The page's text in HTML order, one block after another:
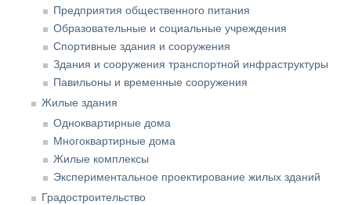
Предприятия общественного питания
Образовательные и социальные учреждения
Спортивные здания и сооружения
Здания и сооружения транспортной инфраструктуры
Павильоны и временные сооружения
Жилые здания
Одноквартирные дома
Многоквартирные дома
Жилые комплексы
Экспериментальное проектирование жилых зданий
Градостроительство